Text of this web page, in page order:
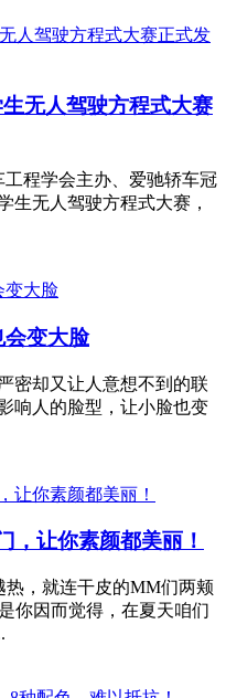
无人驾驶方程式大赛
工程学会主办、爱驰轿车冠
生无人驾驶方程式大赛，
会变大脸
密却又让人意想不到的联
响人的脸型，让小脸也变
，让你素颜都美丽！
，就连干皮的MM们两颊
你因而觉得，在夏天咱们